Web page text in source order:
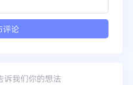
诉我们你的想法